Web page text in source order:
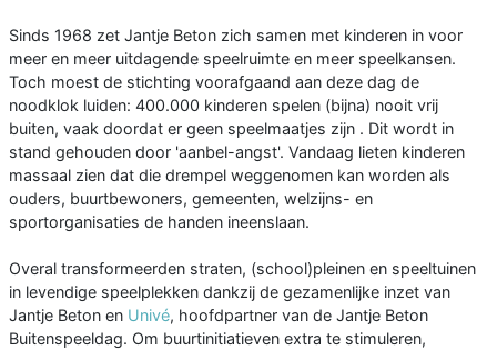
Sinds 1968 zet Jantje Beton zich samen met kinderen in voor
meer en meer uitdagende speelruimte en meer speelkansen.
Toch moest de stichting voorafgaand aan deze dag de
noodklok luiden: 400.000 kinderen spelen (bijna) nooit vrij
buiten, vaak doordat er geen speelmaatjes zijn . Dit wordt in
stand gehouden door 'aanbel-angst'. Vandaag lieten kinderen
massaal zien dat die drempel weggenomen kan worden als
ouders, buurtbewoners, gemeenten, welzijns- en
sportorganisaties de handen ineenslaan.
Overal transformeerden straten, (school)pleinen en speeltuinen
in levendige speelplekken dankzij de gezamenlijke inzet van
Jantje Beton en Univé, hoofdpartner van de Jantje Beton
Buitenspeeldag. Om buurtinitiatieven extra te stimuleren,